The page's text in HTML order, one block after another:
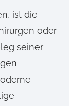
ist die
oder
seiner